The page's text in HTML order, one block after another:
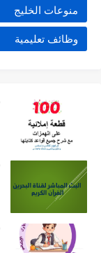
منوعات الخليج
وظائف تعليمية